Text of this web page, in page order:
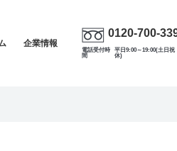
企業情報
0120-700-
電話受付時
間
平日9:00～19:00(土日祝
休)